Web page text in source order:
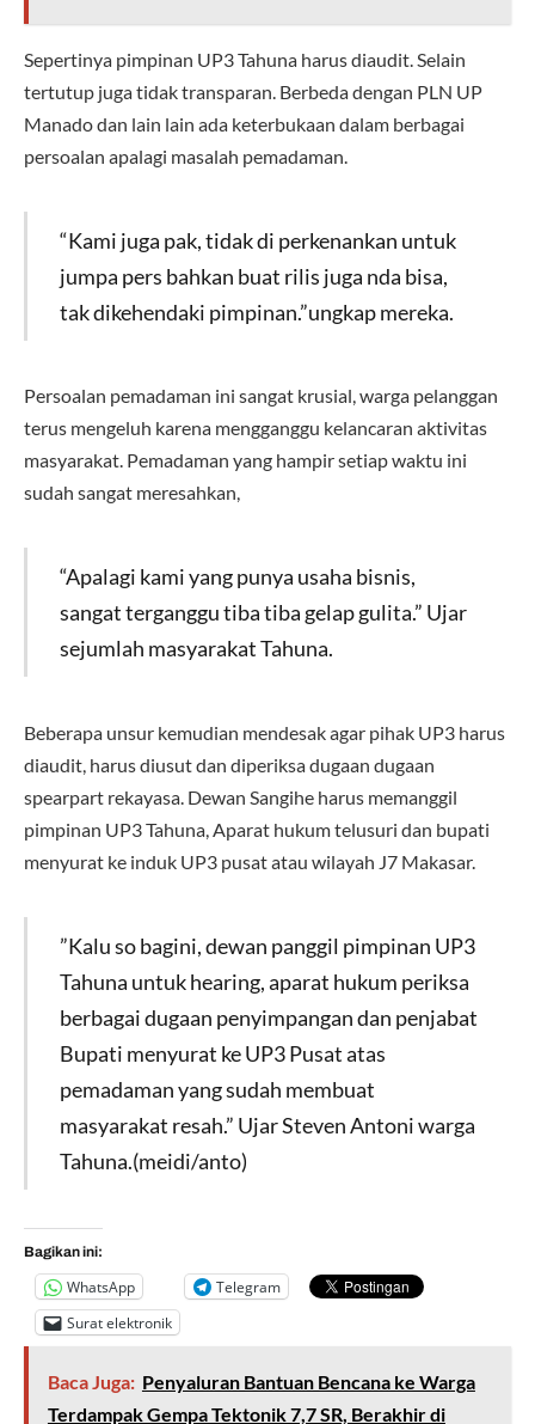
Sepertinya pimpinan UP3 Tahuna harus diaudit. Selain
tertutup juga tidak transparan. Berbeda dengan PLN UP
Manado dan lain lain ada keterbukaan dalam berbagai
persoalan apalagi masalah pemadaman.
“Kami juga pak, tidak di perkenankan untuk
jumpa pers bahkan buat rilis juga nda bisa,
tak dikehendaki pimpinan.”ungkap mereka.
Persoalan pemadaman ini sangat krusial, warga pelanggan
terus mengeluh karena mengganggu kelancaran aktivitas
masyarakat. Pemadaman yang hampir setiap waktu ini
sudah sangat meresahkan,
“Apalagi kami yang punya usaha bisnis,
sangat terganggu tiba tiba gelap gulita.” Ujar
sejumlah masyarakat Tahuna.
Beberapa unsur kemudian mendesak agar pihak UP3 harus
diaudit, harus diusut dan diperiksa dugaan dugaan
spearpart rekayasa. Dewan Sangihe harus memanggil
pimpinan UP3 Tahuna, Aparat hukum telusuri dan bupati
menyurat ke induk UP3 pusat atau wilayah J7 Makasar.
”Kalu so bagini, dewan panggil pimpinan UP3
Tahuna untuk hearing, aparat hukum periksa
berbagai dugaan penyimpangan dan penjabat
Bupati menyurat ke UP3 Pusat atas
pemadaman yang sudah membuat
masyarakat resah.” Ujar Steven Antoni warga
Tahuna.(meidi/anto)
Bagikan ini:
WhatsApp
Telegram
Surat elektronik
Baca Juga: Penyaluran Bantuan Bencana ke Warga
Terdampak Gempa Tektonik 7,7 SR, Berakhir di